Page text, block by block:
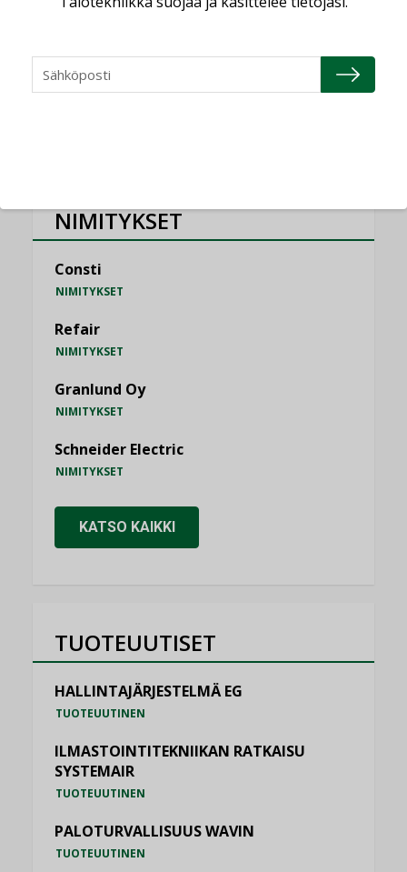
Vesi- ja viemärimitoittaminen on
NIMITYKSET
Consti
NIMITYKSET
Refair
NIMITYKSET
Granlund Oy
NIMITYKSET
Schneider Electric
NIMITYKSET
KATSO KAIKKI
TUOTEUUTISET
HALLINTAJÄRJESTELMÄ EG
TUOTEUUTINEN
ILMASTOINTITEKNIIKAN RATKAISU
SYSTEMAIR
TUOTEUUTINEN
PALOTURVALLISUUS WAVIN
TUOTEUUTINEN